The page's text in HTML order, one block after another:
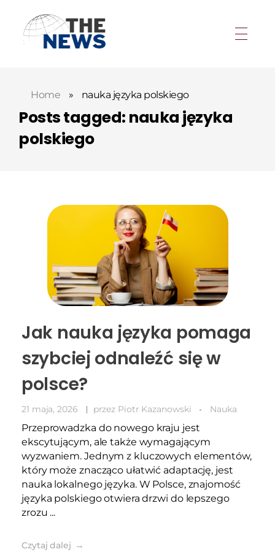
Home » nauka języka polskiego
Posts tagged: nauka języka
polskiego
Jak nauka języka pomaga
szybciej odnaleźć się w
polsce?
21 maja, 2026 przez Piotr Kazanowski Nauka
Przeprowadzka do nowego kraju jest
ekscytującym, ale także wymagającym
wyzwaniem. Jednym z kluczowych elementów,
który może znacząco ułatwić adaptację, jest
nauka lokalnego języka. W Polsce, znajomość
języka polskiego otwiera drzwi do lepszego
zrozu ...
Czytaj dalej